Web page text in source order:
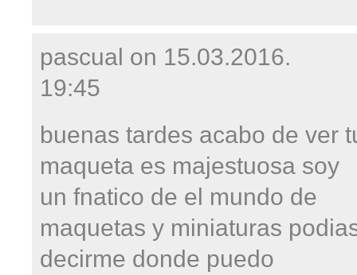
pascual on 15.03.2016.
19:45
buenas tardes acabo de ver
maqueta es majestuosa soy
un fnatico de el mundo de
maquetas y miniaturas
decirme donde puedo